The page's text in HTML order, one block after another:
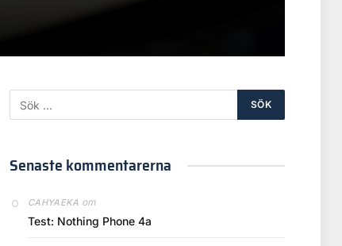
Senaste kommentarerna
CAHYAEKA om
Test: Nothing Phone 4a